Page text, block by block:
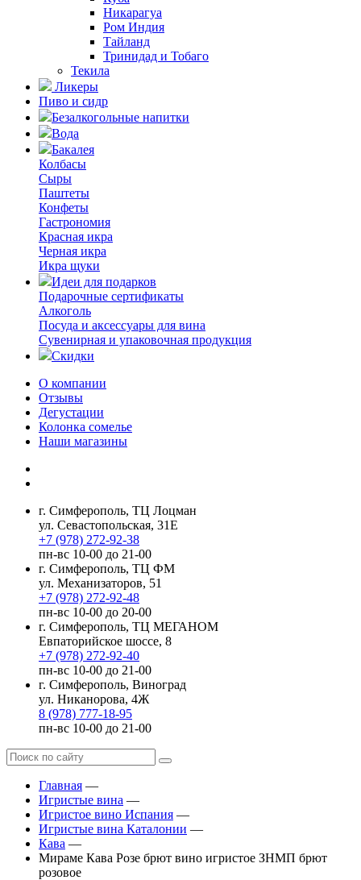
Никарагуа
Ром Индия
Тайланд
Тринидад и Тобаго
Текила
Ликеры
Пиво и сидр
Безалкогольные напитки
Вода
Бакалея
Колбасы
Сыры
Паштеты
Конфеты
Гастрономия
Красная икра
Черная икра
Икра щуки
Идеи для подарков
Подарочные сертификаты
Алкоголь
Посуда и аксессуары для вина
Сувенирная и упаковочная продукция
Скидки
О компании
Отзывы
Дегустации
Колонка сомелье
Наши магазины
г. Симферополь, ТЦ Лоцман
ул. Севастопольская, 31Е
+7 (978) 272-92-38
пн-вс 10-00 до 21-00
г. Симферополь, ТЦ ФМ
ул. Механизаторов, 51
+7 (978) 272-92-48
пн-вс 10-00 до 20-00
г. Симферополь, ТЦ МЕГАНОМ
Евпаторийское шоссе, 8
+7 (978) 272-92-40
пн-вс 10-00 до 21-00
г. Симферополь, Виноград
ул. Никанорова, 4Ж
8 (978) 777-18-95
пн-вс 10-00 до 21-00
Главная —
Игристые вина —
Игристое вино Испания —
Игристые вина Каталонии —
Кава —
Мираме Кава Розе брют вино игристое ЗНМП брют
розовое